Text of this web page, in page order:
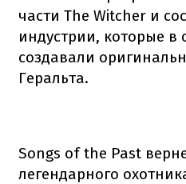
части The Witcher и
индустрии, которые в
создавали
Геральта.
Songs of the Past
легендарного